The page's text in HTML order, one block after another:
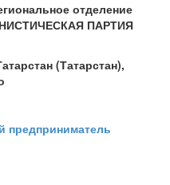
отделение
ПАРТИЯ
(Татарстан),
предприниматель